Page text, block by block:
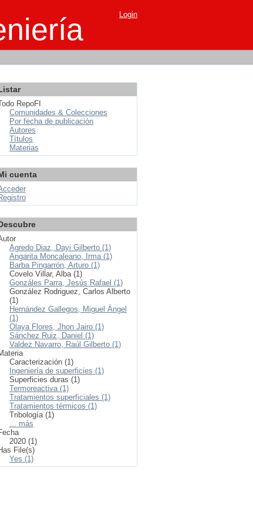
Login
RepoFI
Comunidades & Colecciones
Por fecha de publicación
Autores
Títulos
Materias
cuenta
Agredo Diaz, Dayi Gilberto (1)
Angarita Moncaleano, Irma (1)
Barba Pingarrón, Arturo (1)
Covelo Villar, Alba (1)
Gonzáles Parra, Jesús Rafael (1)
González Rodriguez, Carlos Alberto
(1)
Hernández Gallegos, Miguel Ángel
(1)
Olaya Flores, Jhon Jairo (1)
Sánchez Ruiz, Daniel (1)
Valdez Navarro, Raúl Gilberto (1)
Caracterización (1)
Ingeniería de superficies (1)
Superficies duras (1)
Termoreactiva (1)
Tratamientos superficiales (1)
Tratamientos térmicos (1)
Tribología (1)
... más
2020 (1)
File(s)
Yes (1)